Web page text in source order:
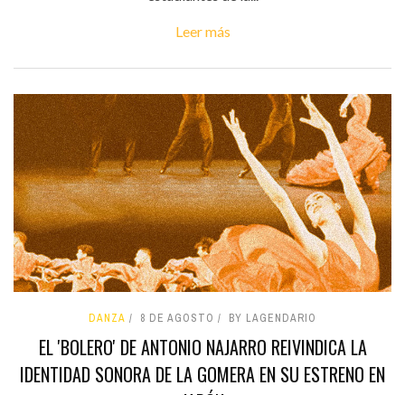
Leer más
DANZA 8 DE AGOSTO BY LAGENDARIO
EL 'BOLERO' DE ANTONIO NAJARRO REIVINDICA LA
IDENTIDAD SONORA DE LA GOMERA EN SU ESTRENO EN